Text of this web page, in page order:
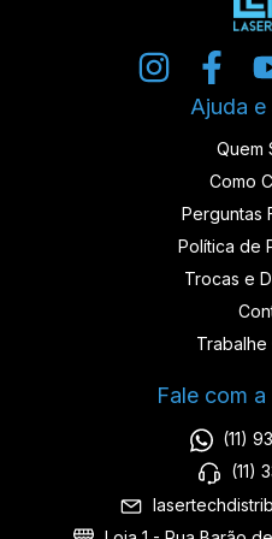
Ajuda e
Quem
Como
Perguntas
Política de
Trocas e
Fale com
(11)
(11)